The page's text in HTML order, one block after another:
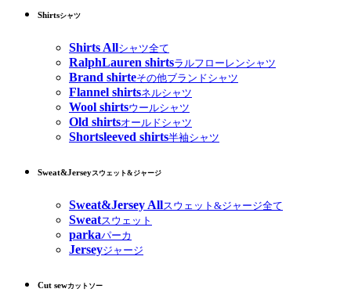
Shirtsシャツ
Shirts Allシャツ全て
RalphLauren shirtsラルフローレンシャツ
Brand shirteその他ブランドシャツ
Flannel shirtsネルシャツ
Wool shirtsウールシャツ
Old shirtsオールドシャツ
Shortsleeved shirts半袖シャツ
Sweat&Jerseyスウェット&ジャージ
Sweat&Jersey Allスウェット&ジャージ全て
Sweatスウェット
parkaパーカ
Jerseyジャージ
Cut sewカットソー